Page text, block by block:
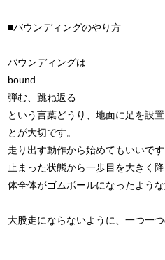
■バウンディングのやり方
バウンディングは
bound
弾む、跳ね返る
という言葉どうり、地面に足を設
とが大切です。
走り出す動作から始めてもいいです
止まった状態から一歩目を大きく
体全体がゴムボールになったよう
大股走にならないように、一つ一